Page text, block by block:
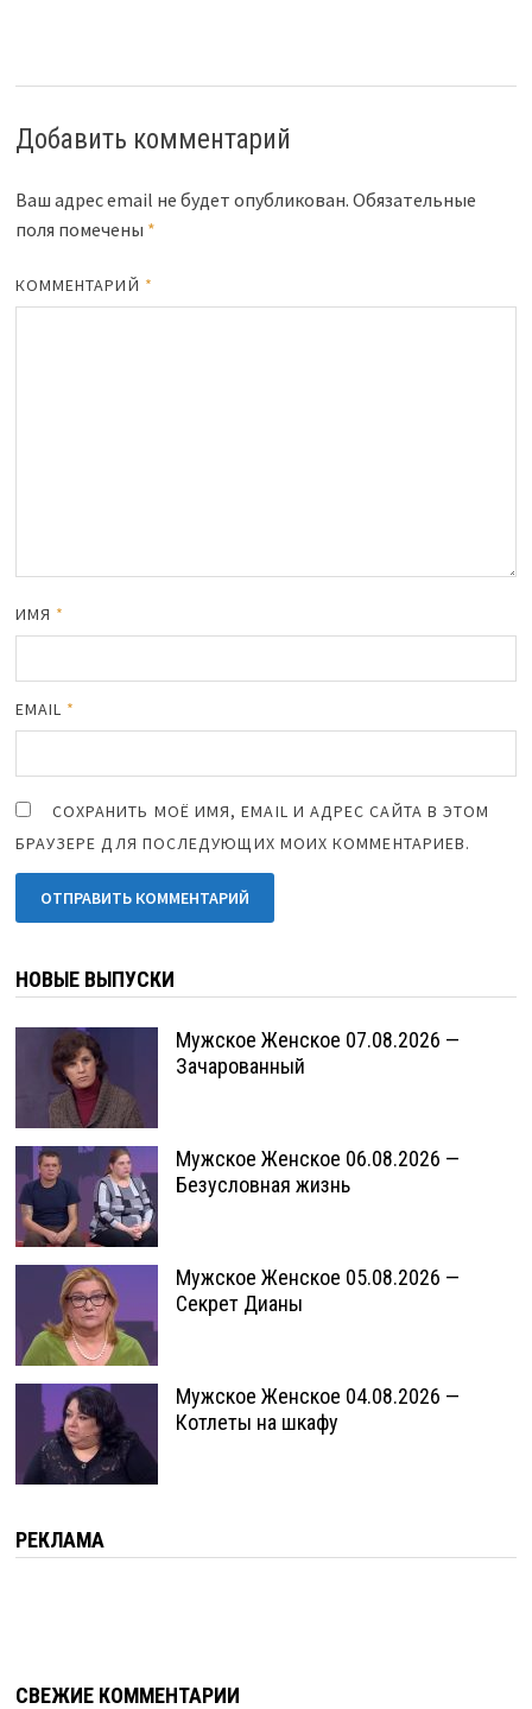
Добавить комментарий
Ваш адрес email не будет опубликован. Обязательные
поля помечены *
КОММЕНТАРИЙ *
ИМЯ *
EMAIL *
СОХРАНИТЬ МОЁ ИМЯ, EMAIL И АДРЕС САЙТА В ЭТОМ
БРАУЗЕРЕ ДЛЯ ПОСЛЕДУЮЩИХ МОИХ КОММЕНТАРИЕВ.
НОВЫЕ ВЫПУСКИ
Мужское Женское 07.08.2026 —
Зачарованный
Мужское Женское 06.08.2026 —
Безусловная жизнь
Мужское Женское 05.08.2026 —
Секрет Дианы
Мужское Женское 04.08.2026 —
Котлеты на шкафу
РЕКЛАМА
СВЕЖИЕ КОММЕНТАРИИ